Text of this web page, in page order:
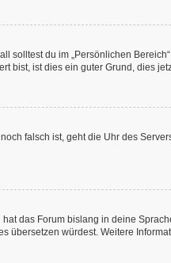
du im „Persönlichen
bist, ist dies ein guter Grund, dies
falsch ist, geht die Uhr des
das Forum bislang in deine
übersetzen würdest. Weitere